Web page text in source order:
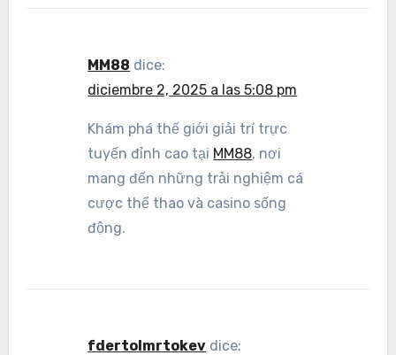
MM88 dice:
diciembre 2, 2025 a las 5:08 pm
Khám phá thế giới giải trí trực
tuyến đỉnh cao tại MM88, nơi
mang đến những trải nghiệm cá
cược thể thao và casino sống
động.
fdertolmrtokev dice: